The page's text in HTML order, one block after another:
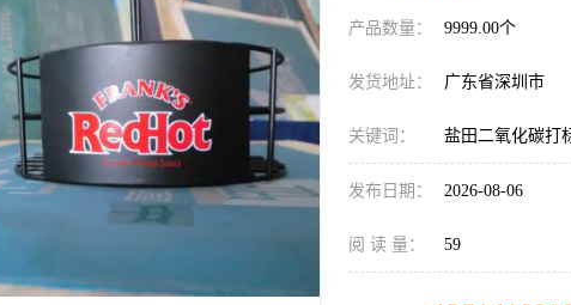
产品数量： 9999.00个
发货地址： 广东省深圳市
关键词： 盐田二氧化碳打
发布日期： 2026-08-06
阅 读 量： 59